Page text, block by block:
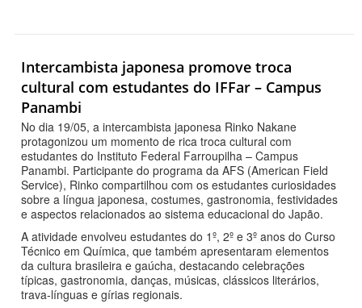
Intercambista japonesa promove troca
cultural com estudantes do IFFar – Campus
Panambi
No dia 19/05, a intercambista japonesa Rinko Nakane
protagonizou um momento de rica troca cultural com
estudantes do Instituto Federal Farroupilha – Campus
Panambi. Participante do programa da AFS (American Field
Service), Rinko compartilhou com os estudantes curiosidades
sobre a língua japonesa, costumes, gastronomia, festividades
e aspectos relacionados ao sistema educacional do Japão.
A atividade envolveu estudantes do 1º, 2º e 3º anos do Curso
Técnico em Química, que também apresentaram elementos
da cultura brasileira e gaúcha, destacando celebrações
típicas, gastronomia, danças, músicas, clássicos literários,
trava-línguas e gírias regionais.